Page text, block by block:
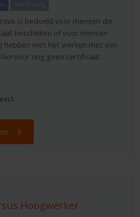
Veel Ervaring
is bedoeld voor mensen die
beschikken of voor mensen
hebben met het werken met een
nog geen certificaat
Hoogwerker